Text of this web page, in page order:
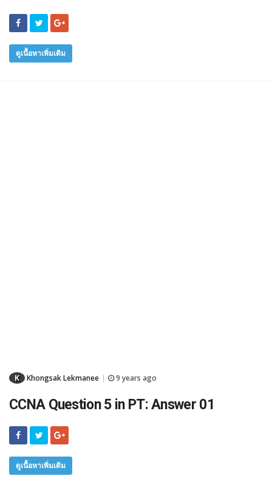
ดูเนื้อหาเพิ่มเติม
K Khongsak Lekmanee 9 years ago
CCNA Question 5 in PT: Answer 01
ดูเนื้อหาเพิ่มเติม